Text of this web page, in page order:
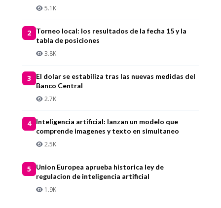
5.1K
2
Torneo local: los resultados de la fecha 15 y la
tabla de posiciones
3.8K
3
El dolar se estabiliza tras las nuevas medidas del
Banco Central
2.7K
4
Inteligencia artificial: lanzan un modelo que
comprende imagenes y texto en simultaneo
2.5K
5
Union Europea aprueba historica ley de
regulacion de inteligencia artificial
1.9K